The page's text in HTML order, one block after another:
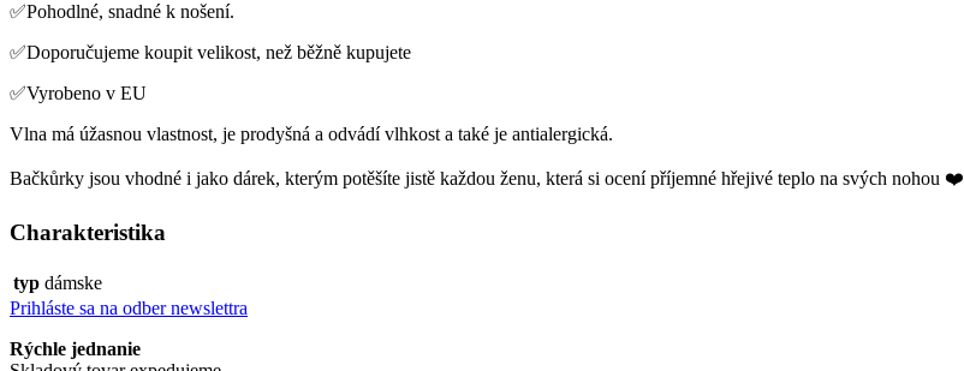
✅Pohodlné, snadné k nošení.
✅Doporučujeme koupit velikost, než běžně kupujete
✅Vyrobeno v EU
Vlna má úžasnou vlastnost, je prodyšná a odvádí vlhkost a také je antialergická.
Bačkůrky jsou vhodné i jako dárek, kterým potěšíte jistě každou ženu, která si ocení příjemné hřejivé teplo na svých nohou ❤️
Charakteristika
typ dámske
Prihláste sa na odber newslettra
Rýchle jednanie